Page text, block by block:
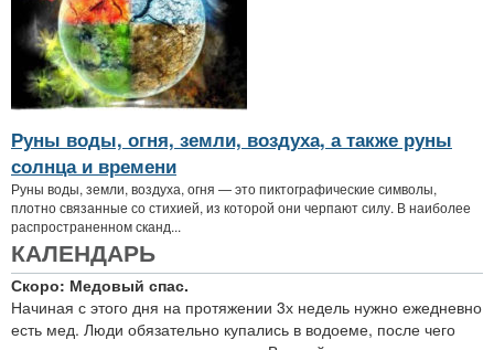
Руны воды, огня, земли, воздуха, а также руны
солнца и времени
Руны воды, земли, воздуха, огня — это пиктографические символы,
плотно связанные со стихией, из которой они черпают силу. В наиболее
распространенном сканд...
КАЛЕНДАРЬ
Скоро: Медовый спас.
Начиная с этого дня на протяжении 3х недель нужно ежедневно
есть мед. Люди обязательно купались в водоеме, после чего